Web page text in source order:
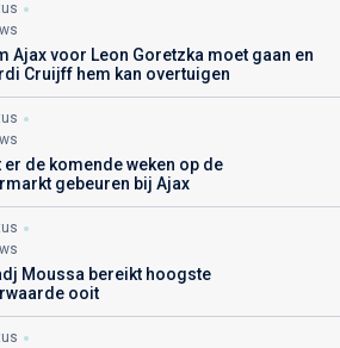
Ajax voor Leon Goretzka moet gaan en
Cruijff hem kan overtuigen
er de komende weken op de
gebeuren bij Ajax
Moussa bereikt hoogste
ooit